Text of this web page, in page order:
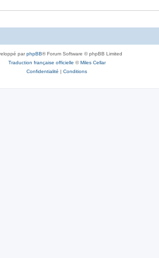
parphpBB® Forum Software © phpBB Limited
Traduction française officielle ©Miles Cellar
Confidentialité | Conditions